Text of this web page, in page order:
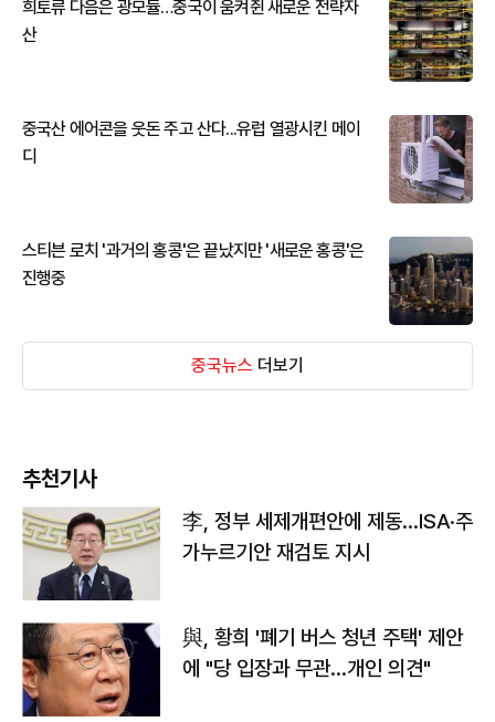
희토류 다음은 광모듈…중국이 움켜쥔 새로운 전략자
산
중국산 에어콘을 웃돈 주고 산다...유럽 열광시킨 메이
디
스티븐 로치 '과거의 홍콩'은 끝났지만 '새로운 홍콩'은
진행중
중국뉴스 더보기
추천기사
李, 정부 세제개편안에 제동…ISA·주
가누르기안 재검토 지시
與, 황희 '폐기 버스 청년 주택' 제안
에 "당 입장과 무관…개인 의견"